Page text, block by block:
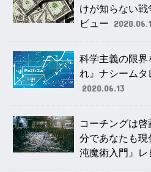
けが知らない
ビュー
科学主義の限界
れ』ナシーム
2020.06.13
コーチングは
分であなたも現
沌魔術入門』レ